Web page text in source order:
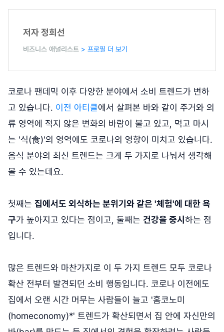
저자 정희선
비즈니스 애널리스트 > 프로필 더 보기
코로나 팬데믹 이후 다양한 분야에서 소비 트렌드가 변하
고 있습니다. 이전 아티클에서 살펴본 바와 같이 주거와 의
류 영역에 적지 않은 변화의 바람이 불고 있고, 먹고 마시
는 '식(食)'의 영역에도 코로나의 영향이 미치고 있습니다.
음식 분야의 최신 트렌드는 크게 두 가지로 나눠서 생각해
볼 수 있는데요.
첫째는 집에서도 외식하는 분위기와 같은 '체험'에 대한 욕
구가 높아지고 있다는 점이고, 둘째는 건강을 중시 하는 점
입니다.
많은 트렌드와 마찬가지로 이 두 가지 트렌드 모두 코로나
확산 전부터 발견되던 소비 행동입니다. 코로나 이전에도
집에서 오랜 시간 머무는 사람들이 늘고 '홈코노미
(homeconomy)*' 트렌드가 확산되면서 집 안에 자신만의